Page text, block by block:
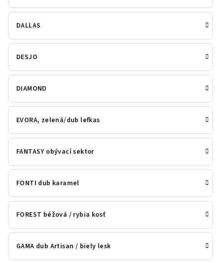
DALLAS
DESJO
DIAMOND
EVORA, zelená/dub lefkas
FANTASY obývací sektor
FONTI dub karamel
FOREST béžová / rybia kosť
GAMA dub Artisan / biely lesk